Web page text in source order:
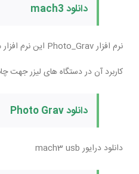
دانلود mach3
نرم افزار Photo_Grav این نرم افزار مخصوص تبدیل تصاویر به نقطه می باشد.
کاربرد آن در دستگاه های لیزر جهت
دانلود Photo Grav
دانلود درایور mach3 usb